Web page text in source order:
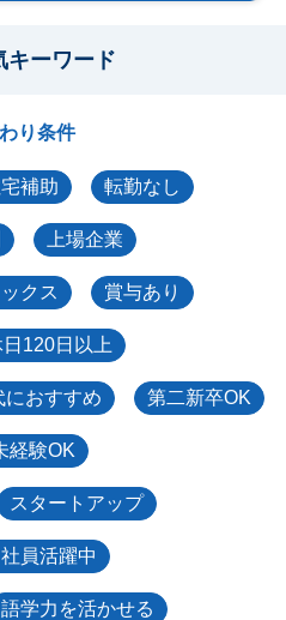
キーワード
り条件
補助 転勤なし
上場企業
クス 賞与あり
120日以上
におすすめ 第二新卒OK
経験OK
スタートアップ
員活躍中
語学力を活かせる